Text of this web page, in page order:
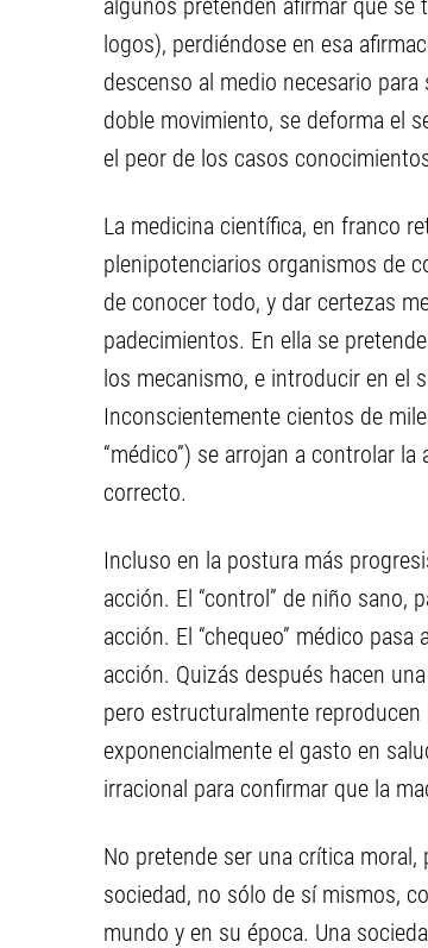
algunos pretenden afirmar que se
logos), perdiéndose en esa
descenso al medio necesario
doble movimiento, se deforma el
el peor de los casos
La medicina científica, en franco
plenipotenciarios organismos de
de conocer todo, y dar certezas
padecimientos. En ella se
los mecanismo, e introducir en el
Inconscientemente cientos de
“médico”) se arrojan a controlar
correcto.
Incluso en la postura más
acción. El “control” de niño sano,
acción. El “chequeo” médico
acción. Quizás después hacen
pero estructuralmente
exponencialmente el gasto en
irracional para confirmar que la
No pretende ser una crítica
sociedad, no sólo de sí mismos,
mundo y en su época. Una